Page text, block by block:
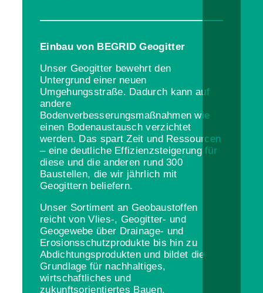
Einbau von BEGRID Geogitter
Unser Geogitter bewehrt den
Untergrund einer neuen
Umgehungsstraße. Dadurch kann auf
andere
Bodenverbesserungsmaßnahmen wie
einen Bodenaustausch verzichtet
werden. Das spart Zeit und Ressourcen
– eine deutliche Effizienzsteigerung für
diese und die anderen rund 300
Baustellen, die wir jährlich mit
Geogittern beliefern.
Unser Sortiment an Geobaustoffen
reicht von Vlies-, Geogitter- und
Geogewebe über Drainage- und
Erosionsschutzprodukte bis hin zu
Abdichtungsprodukten und bildet die
Grundlage für nachhaltiges,
wirtschaftliches und
zukunftsorientiertes Bauen.